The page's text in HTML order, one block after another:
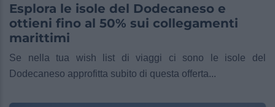
Esplora le isole del Dodecaneso e
ottieni fino al 50% sui collegamenti
marittimi
Se nella tua wish list di viaggi ci sono le isole del
Dodecaneso approfitta subito di questa offerta...